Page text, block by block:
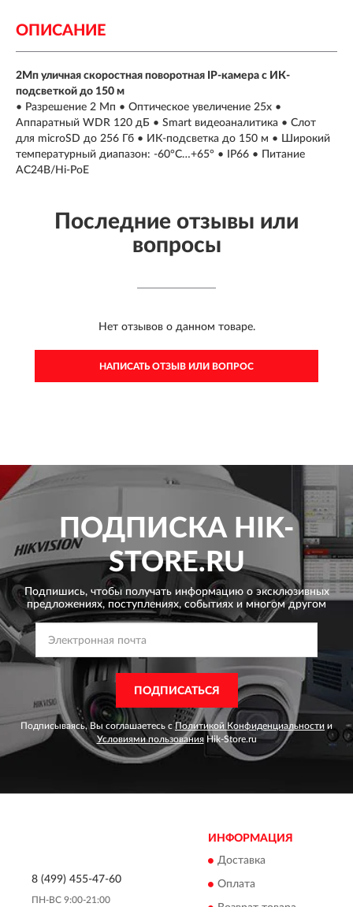
ОПИСАНИЕ
2Мп уличная скоростная поворотная IP-камера с ИК-
подсветкой до 150 м
• Разрешение 2 Мп • Оптическое увеличение 25х •
Аппаратный WDR 120 дБ • Smart видеоаналитика • Слот
для microSD до 256 Гб • ИК-подсветка до 150 м • Широкий
температурный диапазон: -60°C…+65° • IP66 • Питание
AC24В/Hi-PoE
Последние отзывы или
вопросы
Нет отзывов о данном товаре.
НАПИСАТЬ ОТЗЫВ ИЛИ ВОПРОС
ПОДПИСКА HIK-
STORE.RU
Подпишись, чтобы получать информацию о эксклюзивных
предложениях, поступлениях, событиях и многом другом
ПОДПИСАТЬСЯ
Подписываясь, Вы соглашаетесь сПолитикой Конфиденциальности и
Условиями пользованияHik-Store.ru
8 (499) 455-47-60
ПН-ВС 9:00-21:00
ИНФОРМАЦИЯ
Доставка
Оплата